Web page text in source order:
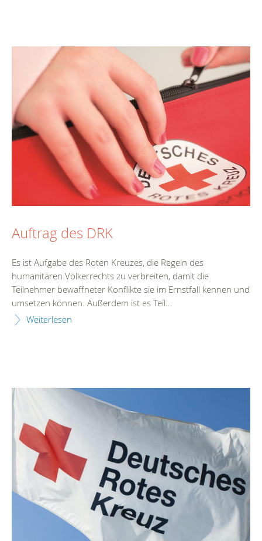
Auftrag des DRK
Es ist Aufgabe des Roten Kreuzes, die Regeln des
humanitären Völkerrechts zu verbreiten, damit die
Teilnehmer bewaffneter Konflikte sie im Ernstfall kennen und
umsetzen können. Außerdem ist es Teil...
Weiterlesen